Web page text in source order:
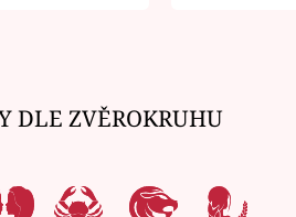
DLE ZVĚROKRUHU